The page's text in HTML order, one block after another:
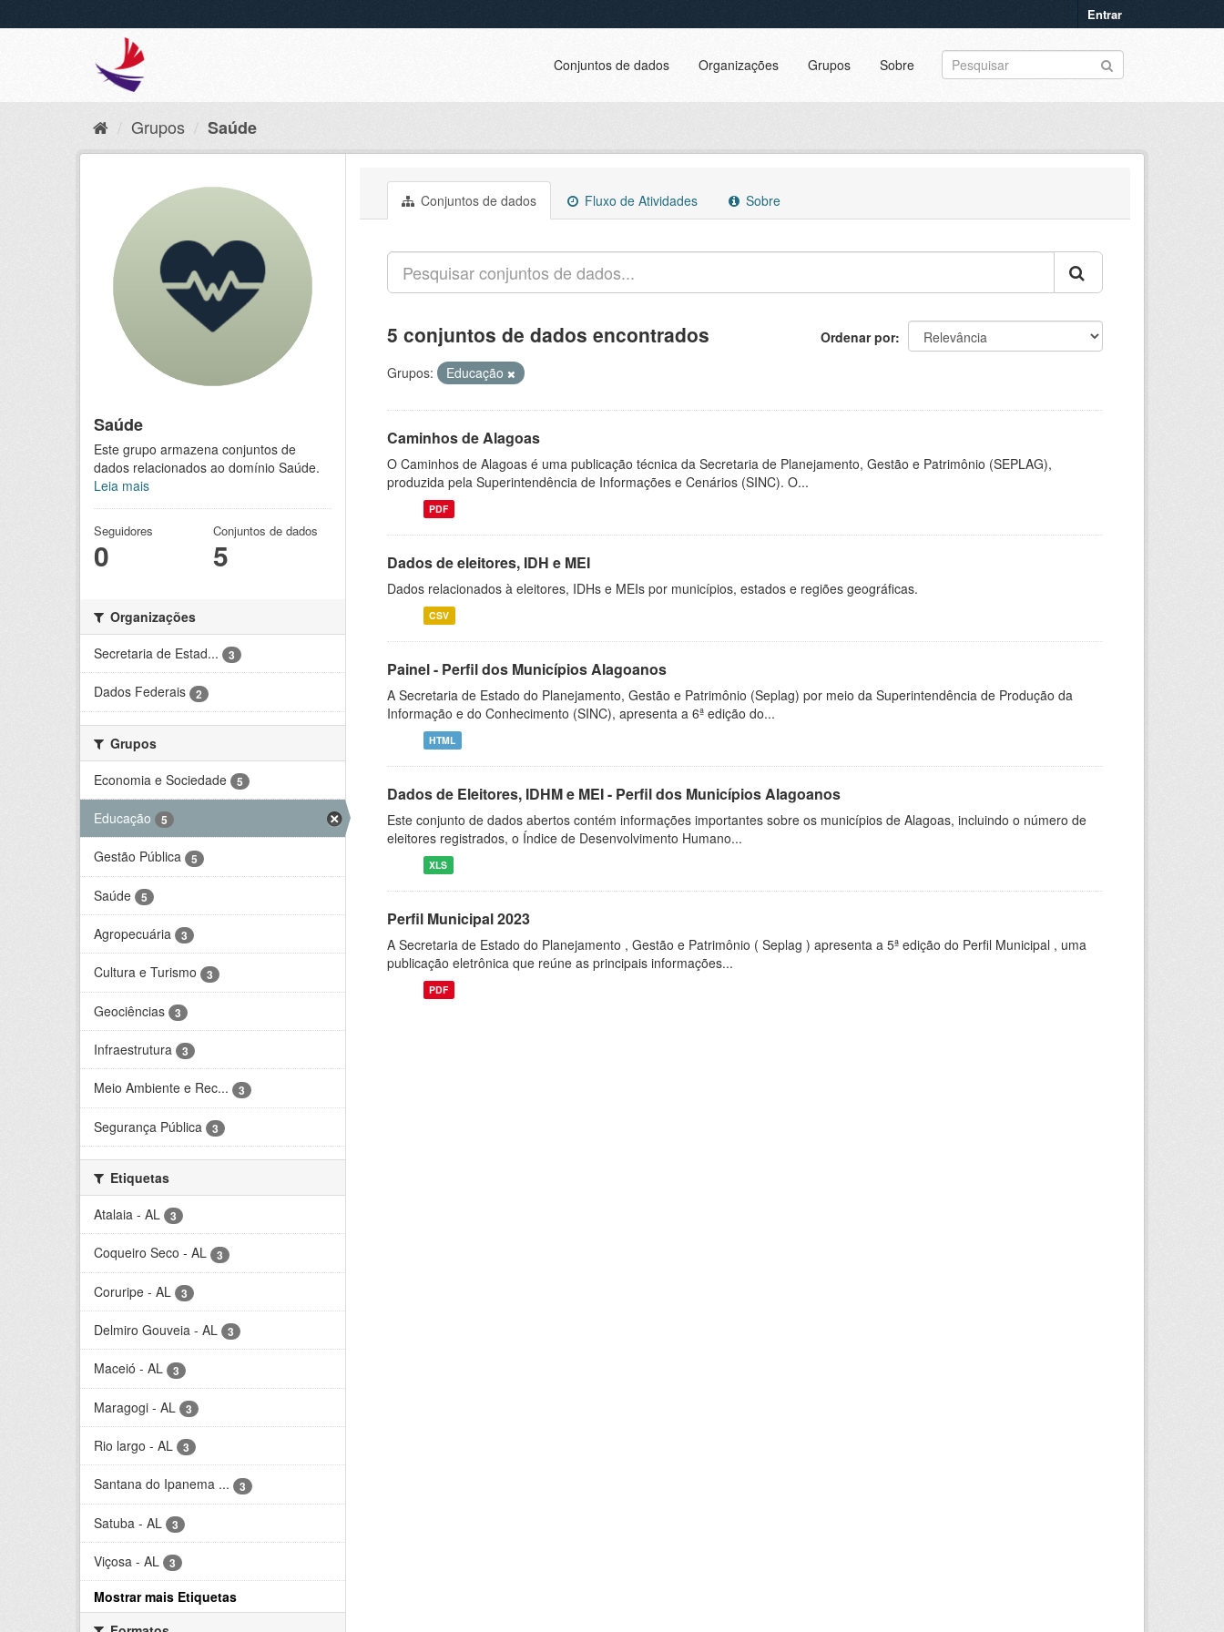
Entrar
Conjuntos de dados Organizações Grupos Sobre
Grupos Saúde
Saúde
Este grupo armazena conjuntos de
dados relacionados ao domínio Saúde.
Leia mais
Seguidores
0
Conjuntos de dados
5
Organizações
Secretaria de Estad...
3
Dados Federais 2
Grupos
Economia e Sociedade
5
Educação 5
Gestão Pública 5
Saúde 5
Agropecuária 3
Cultura e Turismo 3
Geociências 3
Infraestrutura 3
Meio Ambiente e Rec... 3
Segurança Pública 3
Etiquetas
Atalaia - AL
3
Coqueiro Seco - AL 3
Coruripe - AL 3
Delmiro Gouveia - AL 3
Maceió - AL 3
Maragogi - AL 3
Rio largo - AL 3
Santana do Ipanema ... 3
Satuba - AL 3
Viçosa - AL 3
Mostrar mais Etiquetas
Conjuntos de dados Fluxo de Atividades Sobre
Ordenar por
5 conjuntos de dados encontrados
Grupos: Educação
Caminhos de Alagoas
O Caminhos de Alagoas é uma publicação técnica da Secretaria de Planejamento, Gestão e Patrimônio (SEPLAG),
produzida pela Superintendência de Informações e Cenários (SINC). O...
PDF
Dados de eleitores, IDH e MEI
Dados relacionados à eleitores, IDHs e MEIs por municípios, estados e regiões geográficas.
CSV
Painel - Perfil dos Municípios Alagoanos
A Secretaria de Estado do Planejamento, Gestão e Patrimônio (Seplag) por meio da Superintendência de Produção da
Informação e do Conhecimento (SINC), apresenta a 6ª edição do...
HTML
Dados de Eleitores, IDHM e MEI - Perfil dos Municípios Alagoanos
Este conjunto de dados abertos contém informações importantes sobre os municípios de Alagoas, incluindo o número de
eleitores registrados, o Índice de Desenvolvimento Humano...
XLS
Perfil Municipal 2023
A Secretaria de Estado do Planejamento , Gestão e Patrimônio ( Seplag ) apresenta a 5ª edição do Perfil Municipal , uma
publicação eletrônica que reúne as principais informações...
PDF